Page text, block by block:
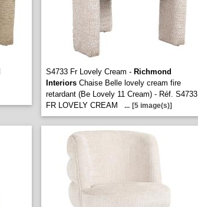
S4733 Fr Lovely Cream - Richmond
Interiors Chaise Belle lovely cream fire
retardant (Be Lovely 11 Cream) - Réf. S4733
FR LOVELY CREAM
... [5 image(s)]